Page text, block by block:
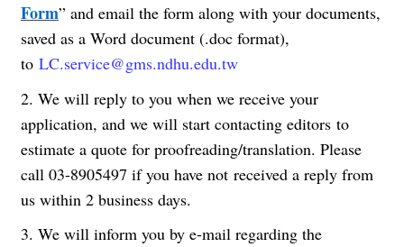
Form” and email the form along with your documents,
saved as a Word document (.doc format),
to LC.service@gms.ndhu.edu.tw
2. We will reply to you when we receive your
application, and we will start contacting editors to
estimate a quote for proofreading/translation. Please
call 03-8905497 if you have not received a reply from
us within 2 business days.
3. We will inform you by e-mail regarding the